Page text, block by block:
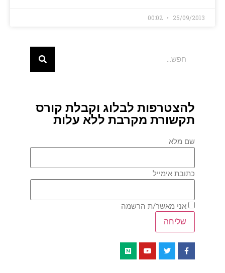
25/09/2013
להצטרפות לבלוג וקבלת קורס
תקשורת מקרבת ללא עלות
שם מלא
כתובת אימייל
אני מאשר/ת הרשמה